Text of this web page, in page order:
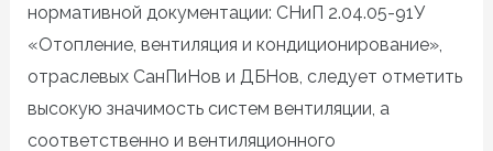
нормативной документации: СНиП 2.04.05-91У
«Отопление, вентиляция и кондиционирование»,
отраслевых СанПиНов и ДБНов , следует отметить
высокую значимость систем вентиляции, а
соответственно и вентиляционного